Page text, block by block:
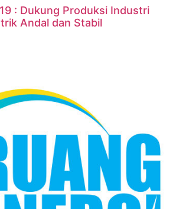
: Dukung Produksi Industri
Andal dan Stabil